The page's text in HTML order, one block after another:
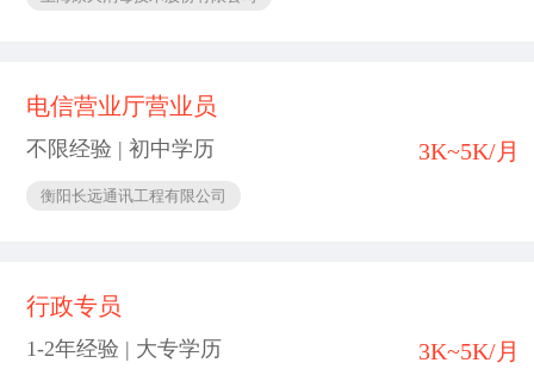
电信营业厅营业员
不限经验 | 初中学历
衡阳长远通讯工程有限公司
3K~5K/月
行政专员
1-2年经验 | 大专学历 3K~5K/月